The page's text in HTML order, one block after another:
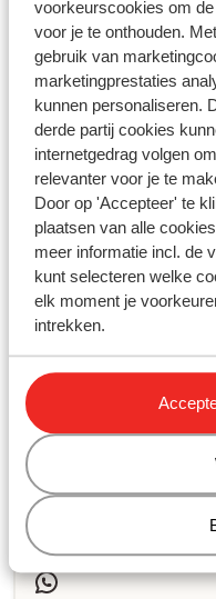
voorkeurscookies om
voor je te onthouden.
gebruik van
marketingprestaties
kunnen personaliseren.
derde partij cookies
internetgedrag volgen
relevanter voor je te
Door op 'Accepteer' te
plaatsen van alle
meer informatie incl. de
kunt selecteren welke
elk moment je
intrekken.
Vragen over hetzelfde
Ontvang ik kofferlabels?
Ontvang ik een voucher
Wanneer krijg ik de
Gerelateerde vragen
Kan ik een aanhef
Kan ik een (voor)naam
Waar kan ik mijn skipas
SunExpress - hoe kan ik
Heb jij jouw
gevonden?